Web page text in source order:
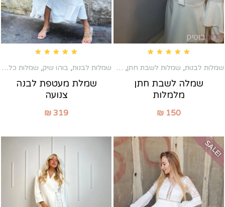
שמלות לבנות, שמלות לשבת חתן, שמלות מקסי
שמלה לשבת חתן
מלמלות
₪ 150
שמלות לבנות, בוהו שיק, שמלות כלה שניה
שמלת מעטפת לבנה
צנועה
₪ 319
SALE!